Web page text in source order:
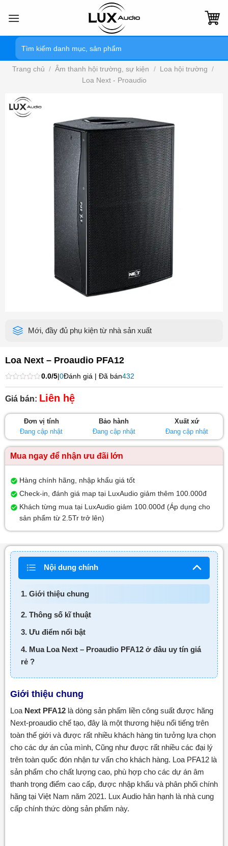
qua
Tìm
kiếm:
Trang chủ / Âm thanh hội trường, sự kiện / Loa hội trường /
Loa Next - Proaudio
Mới, đầy đủ phụ kiện từ nhà sản xuất
Loa Next – Proaudio PFA12
Được
xếp
hạng
5
0.0/5|0Đánh giá | Đã bán432
Giá bán: Liên hệ
Đơn vị tính
Đang cập nhật
Bảo hành
Đang cập nhật
Xuất xứ
Đang cập nhật
Mua ngay để nhận ưu đãi lớn
Hàng chính hãng, nhập khẩu giá tốt
Check-in, đánh giá map tại LuxAudio giảm thêm 100.000đ
Khách từng mua tại LuxAudio giảm 100.000đ (Áp dụng cho
sản phẩm từ 2.5Tr trở lên)
Nội dung chính
1. Giới thiệu chung
2. Thông số kĩ thuật
3. Ưu điểm nổi bật
4. Mua Loa Next – Proaudio PFA12 ở đâu uy tín giá
rẻ ?
Giới thiệu chung
Loa Next PFA12là dòng sản phẩm liền công suất được hãng
Next-proaudio chế tạo, đây là một thương hiệu nổi tiếng trên
toàn thế giới và được rất nhiều khách hàng tin tưởng lựa chọn
cho các dự án của mình, Cũng như được rất nhiều các đại lý
trên toàn quốc đón nhận tư vấn cho khách hàng. Loa PFA12 là
sản phẩm cho chất lượng cao, phù hợp cho các dự án âm
thanh trọng điểm cao cấp, được nhập khẩu và phân phối chính
hãng tại Việt Nam năm 2021. Lux Audio hân hạnh là nhà cung
cấp chính thức dòng sản phẩm này.